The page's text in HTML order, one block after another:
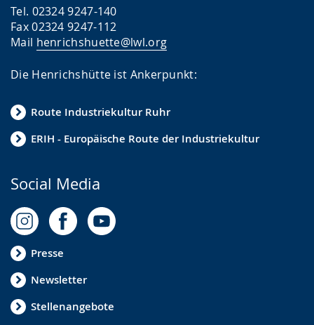
Tel. 02324 9247-140
Fax 02324 9247-112
Mail henrichshuette@lwl.org
Die Henrichshütte ist Ankerpunkt:
Route Industriekultur Ruhr
ERIH - Europäische Route der Industriekultur
Social Media
Presse
Newsletter
Stellenangebote